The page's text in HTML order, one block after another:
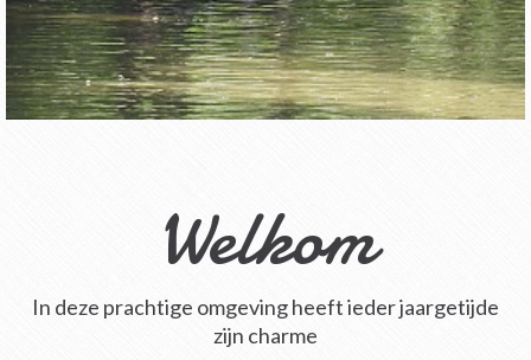
Welkom
In deze prachtige omgeving heeft ieder jaargetijde
zijn charme